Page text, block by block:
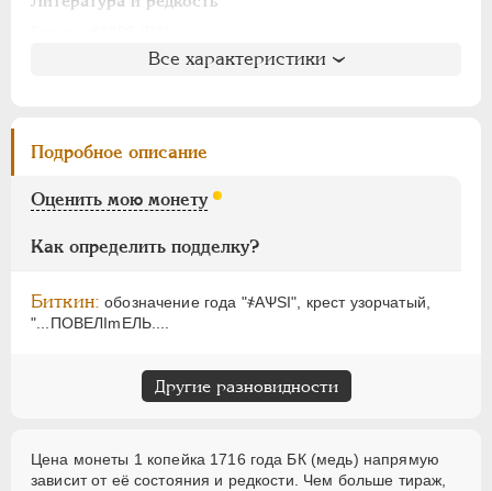
: 20 рублей
Семёнов: 203-20200
ГМ
Брекке: 239 (черта с точкой)
Все характеристики
Подробное описание
Оценить мою монету
Как определить подделку?
Биткин: обозначение года "҂АѰSI", крест узорчатый,
"...ПОВЕЛImЕЛЬ....
Другие разновидности
Цена монеты 1 копейка 1716 года БК (медь) напрямую
зависит от её состояния и редкости. Чем больше тираж,
1855-1881
ВРЕМЕННОЕ ПРАВ. 1917-1918